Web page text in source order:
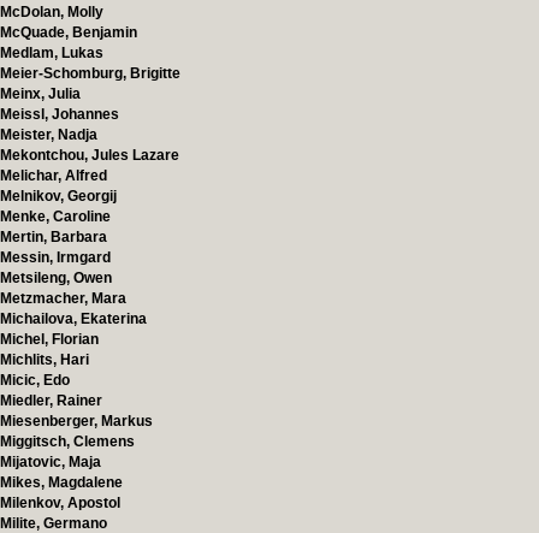
McDolan, Molly
McQuade, Benjamin
Medlam, Lukas
Meier-Schomburg, Brigitte
Meinx, Julia
Meissl, Johannes
Meister, Nadja
Mekontchou, Jules Lazare
Melichar, Alfred
Melnikov, Georgij
Menke, Caroline
Mertin, Barbara
Messin, Irmgard
Metsileng, Owen
Metzmacher, Mara
Michailova, Ekaterina
Michel, Florian
Michlits, Hari
Micic, Edo
Miedler, Rainer
Miesenberger, Markus
Miggitsch, Clemens
Mijatovic, Maja
Mikes, Magdalene
Milenkov, Apostol
Milite, Germano